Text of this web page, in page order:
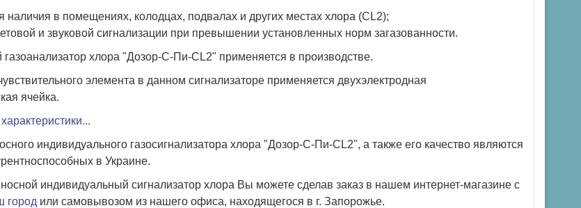
наличия в помещениях, колодцах, подвалах и других местах хлора (CL2);
и звуковой сигнализации при превышении установленных норм загазованности.
газоанализатор хлора "Дозор-С-Пи-CL2" применяется в производстве.
элемента в данном сигнализаторе применяется двухэлектродная
ячейка.
индивидуального газосигнализатора хлора "Дозор-С-Пи-CL2", а также его качество являются
в Украине.
индивидуальный сигнализатор хлора Вы можете сделав заказ в нашем интернет-магазине с
город или самовывозом из нашего офиса, находящегося в г. Запорожье.